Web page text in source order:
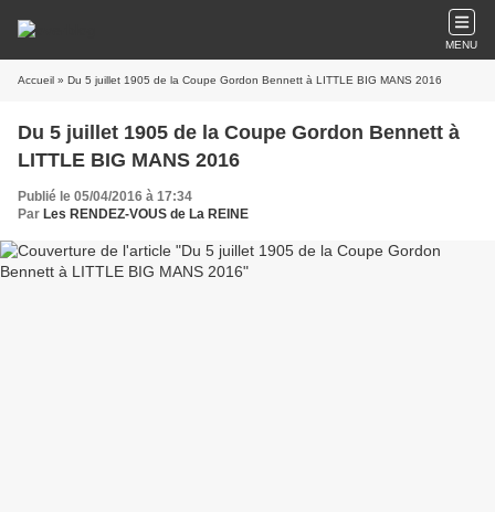
MENU
Accueil » Du 5 juillet 1905 de la Coupe Gordon Bennett à LITTLE BIG MANS 2016
Du 5 juillet 1905 de la Coupe Gordon Bennett à
LITTLE BIG MANS 2016
Publié le 05/04/2016 à 17:34
Par Les RENDEZ-VOUS de La REINE